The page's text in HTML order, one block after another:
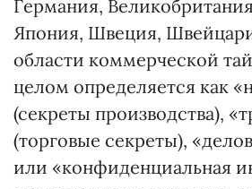
Германия,
Япония, Швеция,
области коммерческой
целом определяется как
(секреты производства),
(торговые секреты),
или «конфиденциальная